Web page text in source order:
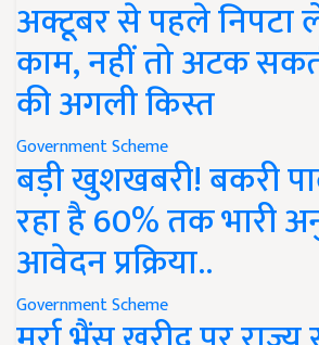
अक्टूबर से पहले निपटा
काम, नहीं तो अटक
की अगली किस्त
Government Scheme
बड़ी खुशखबरी! बकरी
रहा है 60% तक भारी
आवेदन प्रक्रिया..
Government Scheme